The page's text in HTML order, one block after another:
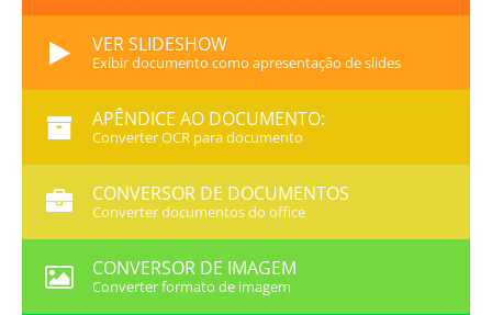
VER SLIDESHOW
Exibir documento como apresentação de slides
APÊNDICE AO DOCUMENTO:
Converter OCR para documento
CONVERSOR DE DOCUMENTOS
Converter documentos do office
CONVERSOR DE IMAGEM
Converter formato de imagem